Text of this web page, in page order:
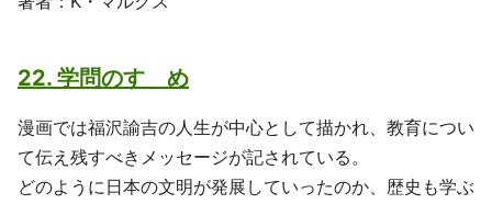
22. 学問のすゝめ
漫画では福沢諭吉の人生が中心として描かれ、教育につい
て伝え残すべきメッセージが記されている。
どのように日本の文明が発展していったのか、歴史も学ぶ